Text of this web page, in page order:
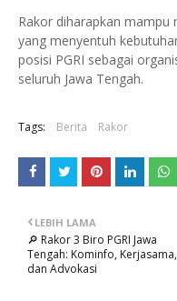
Rakor diharapkan mampu
yang menyentuh
posisi PGRI sebagai
seluruh Jawa Tengah.
Tags: Berita Rakor
LEBIH LAMA
🔎 Rakor 3 Biro PGRI Jawa
Tengah: Kominfo, Kerjasama,
dan Advokasi